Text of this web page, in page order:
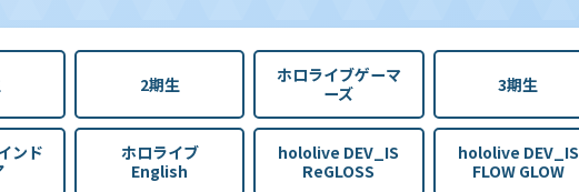
2期生
ホロライブゲーマ
ーズ
3期生
ンド
ホロライブ
English
hololive DEV_IS
ReGLOSS
hololive DEV_IS
FLOW GLOW